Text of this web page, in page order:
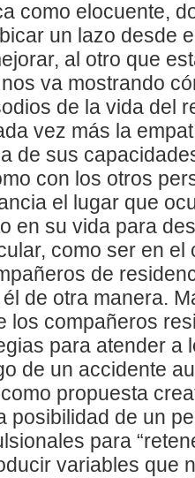
como elocuente,
un lazo desde
al otro que
va mostrando
de la vida del
vez más la
de sus
con los otros
el lugar que
en su vida para
como ser en el
de
él de otra manera.
los compañeros
para atender a
de un accidente
propuesta
posibilidad de un
para
variables que